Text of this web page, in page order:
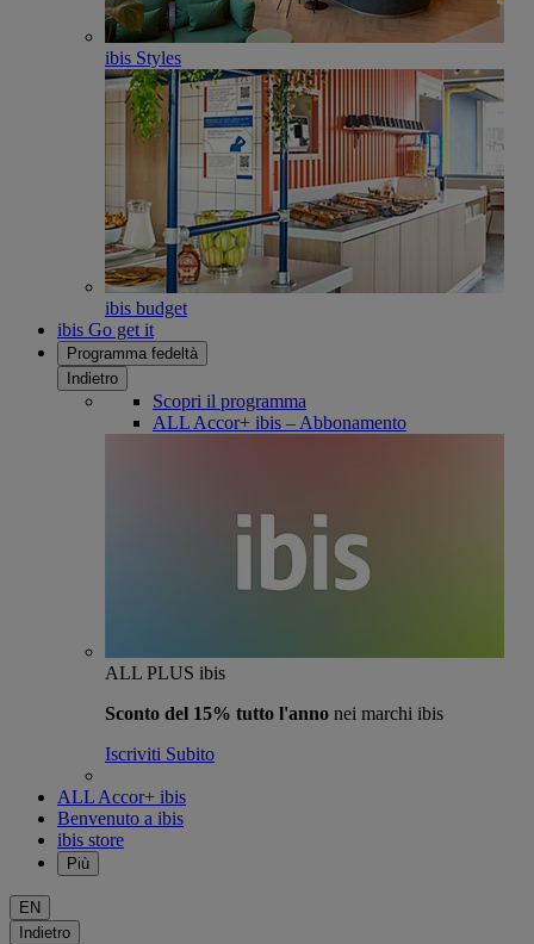
ibis Styles
ibis budget
ibis Go get it
Programma fedeltà
Indietro
Scopri il programma
ALL Accor+ ibis – Abbonamento
ALL PLUS ibis
Sconto del 15% tutto l'anno nei marchi ibis
Iscriviti Subito
ALL Accor+ ibis
Benvenuto a ibis
ibis store
Più
EN
Indietro